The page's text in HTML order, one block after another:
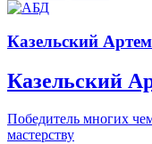
Казельский Артем
Казельский
Победитель многих
мастерству